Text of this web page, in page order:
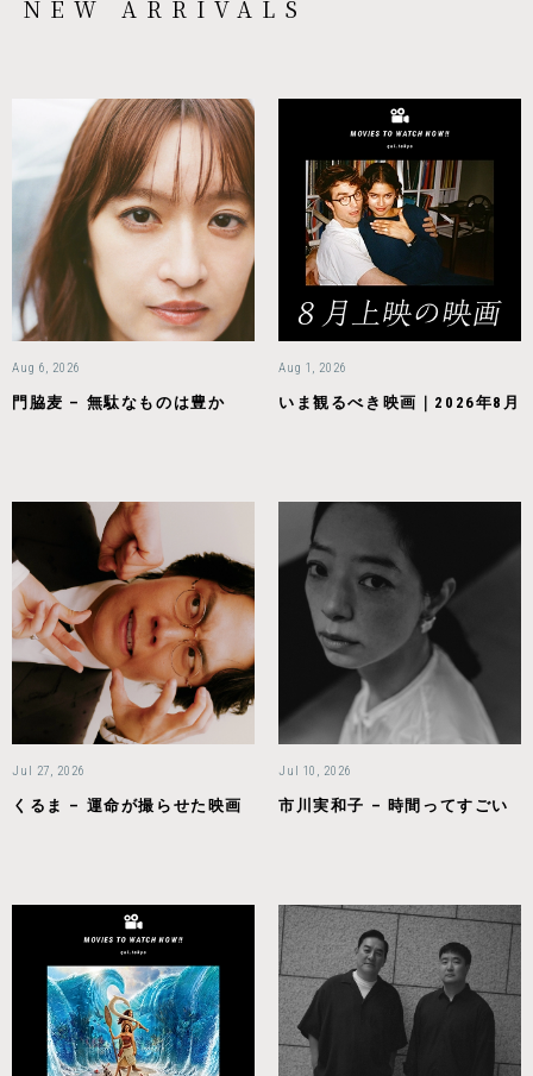
NEW ARRIVALS
Aug 6, 2026
門脇麦 – 無駄なものは豊か
Aug 1, 2026
いま観るべき映画｜2026年8月
Jul 27, 2026
くるま – 運命が撮らせた映画
Jul 10, 2026
市川実和子 – 時間ってすごい